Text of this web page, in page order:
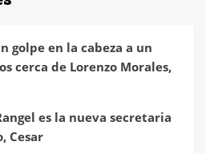
golpe en la cabeza a un
cerca de Lorenzo Morales,
es la nueva secretaria
Cesar